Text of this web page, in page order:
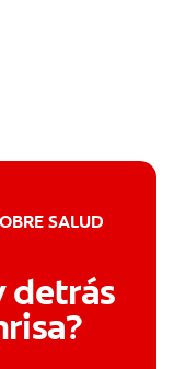
SALUD
detrás